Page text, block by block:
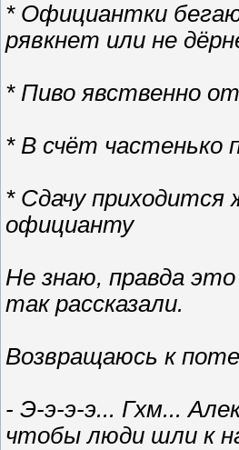
* Официантки
рявкнет или не
* Пиво явственно
* В счёт частенько
* Сдачу приходится
официанту
Не знаю, правда
так рассказали.
Возвращаюсь к
- Э-э-э-э... Гхм...
чтобы люди шли к